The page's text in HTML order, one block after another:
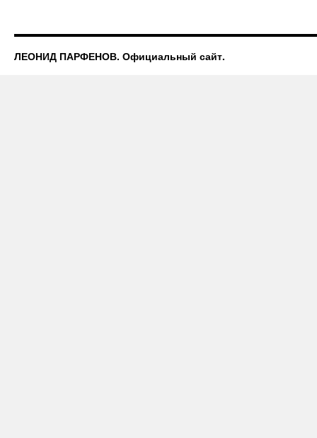
ЛЕОНИД ПАРФЕНОВ. Официальный сайт.